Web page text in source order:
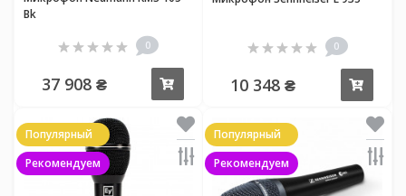
Bk
0
37 908 ₴
0
10 348 ₴
Популярный
Рекомендуем
Популярный
Рекомендуем